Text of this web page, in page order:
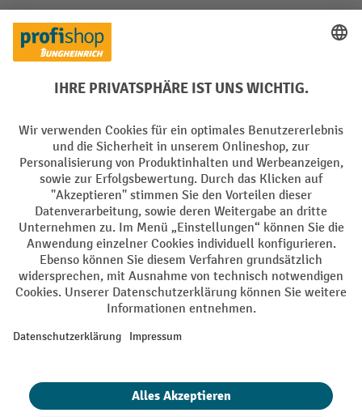
Creditcard (Master)
Facebook
YouTube
LinkedIn
Instagram
AGB Impressum Datenschutz
Barrierefreiheit Privacy Settings
Alle Preise exkl. gesetzl. Mehrwertsteuer zzgl.Versandkosten und ggf.
Nachnahmegebühren, wenn nicht anders angegeben.
¹ Der Rabatt gilt so lange der Vorrat reicht. Der Rabatt gilt nicht auf
Erstregistrierung für den Newsletter gewährt. Der Gutschein ist 10
Tage gültig und kann ab einem Netto-Bestellwert von 250,- € online